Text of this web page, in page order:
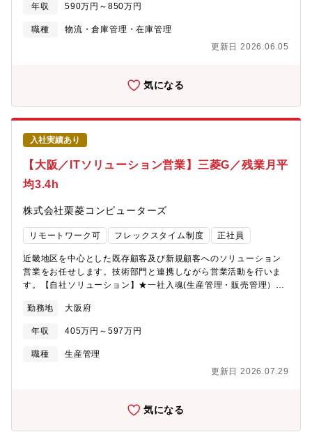
ついて、原則として単独で遂行できる役割を期待しています。■中
堅リーダーとして与えられた業務を統括するとともに、上長の補
体的には】■現在進行中の貿易関連システムの構築プロジェクトへ
設計～本番導入までをビジネス部門主担当として実行【具体的項
目】・プロジェクト企画書策定（目論見、スケジュール、推進体
制等）、費用対効果算出＆投資予算の確保、及びPMOとしてのプ
ロジェクト進捗管理・現状課題抽出、業務用件定義・IT仕様検
討、業務プロセス構築・新業務運用現場徹底、ユーザーテスト実
施、本番導入・移行後フォロー■既存の貿易関連システム運営にお
いて、貿易環境・業務プロセスの変化伴うIT仕様の最新化、また
更なる業務効率化・標準化に向けたプロセス改善のためのソリュ
ーション提案を行う【具体的業務】：・IT部門との「システム運
否決定、開発対応推進スケジュール調整＆推進■輸出、もしくは輸
入取引いずれかで担当を持ち、事業場からの新規取引開始相談に
対し、最適な貿易取引条件と業務プロセスを提案する、コンサル
社内経理ルールやITインフラ活用、物流面等の様々な観点から、
新規取引立ち上げを支援・貿易オペレーション委託先（株近鉄ト
レーディングサービス）、及び海外貿易物流拠点との、輸出・輸
入業務プロセス設計・部内関連部門と連携し、グループ内契約運
易・海外物流企画部 貿易プロセスデザイン課 【部のミッショ
る一方で、日本国内では物流業界の2024年問題、国際物流では地
政学リスクの顕在化による国際輸送の混乱、紅海での船舶への攻
構築、輸出入業務の最適化、貿易物流の効率化を事業会社と一緒
年収 590万円～850万円
職種
物流・倉庫管理・在庫管理
更新日 2026.06.05
気になる
入社実績あり
【大阪／ITソリューション営業】三菱G／残業月平
均3.4h
株式会社栗菱コンピューターズ
リモートワーク可 フレックスタイム制度 正社員
近畿地区を中心とした既存顧客及び新規顧客へのソリューション
営業をお任せします。技術部門と連携しながら営業活動を行いま
す。【自社ソリューション】★一社入魂(生産管理・販売管理）業
更新・新規提案販売 その他 関連ソリューション（セキュリテ
ィ製品など）・関連ハードウェア（サーバー・PCなど）の提案販
売 【配属組織】・プロダクト事業部 プロダクト営業部 7名（男
性5名、女性2名）・平均勤続年数：15.9年・有給休暇平均取得日
勤務地 大阪府
年収 405万円～597万円
職種
生産管理
更新日 2026.07.29
気になる